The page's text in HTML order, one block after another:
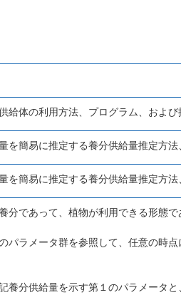
給体の利用方法、プログラム、および
を簡易に推定する養分供給量推定方法
を簡易に推定する養分供給量推定方
分であって、植物が利用できる形態
パラメータ群を参照して、任意の時
養分供給量を示す第１のパラメータと